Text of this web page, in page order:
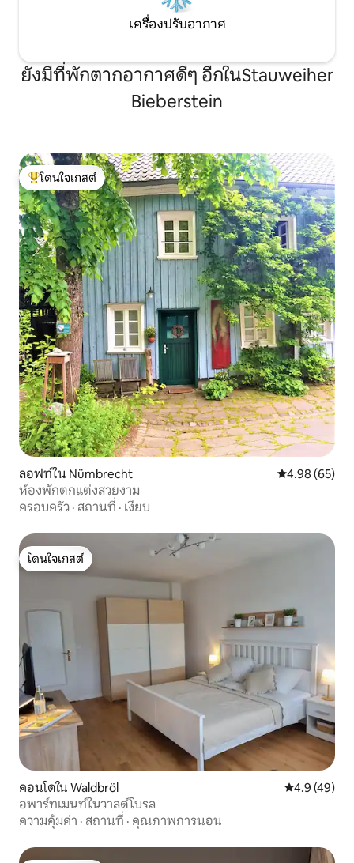
เครื่องปรับอากาศ
ยังมีที่พักตากอากาศดีๆ อีกในStauweiher
Bieberstein
โดนใจเกสต์ที่สุด
โดนใจเกสต์
ลอฟท์ใน Nümbrecht คะแนนเฉลี่ย
4.98 (65)
ห้องพักตกแต่งสวยงาม
ครอบครัว · สถานที่ · เงียบ
โดนใจเกสต์
โดนใจเกสต์
คอนโดใน Waldbröl คะแนนเฉลี่ย
4.9 (49)
อพาร์ทเมนท์ในวาลด์โบรล
ความคุ้มค่า · สถานที่ · คุณภาพการนอน